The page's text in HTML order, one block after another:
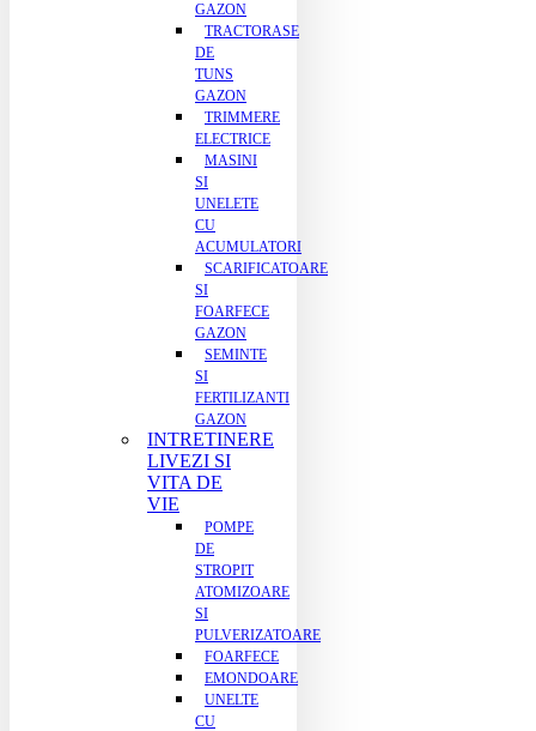
GAZON
TRACTORASE
DE
TUNS
GAZON
TRIMMERE
ELECTRICE
MASINI
SI
UNELETE
CU
ACUMULATORI
SCARIFICATOARE
SI
FOARFECE
GAZON
SEMINTE
SI
FERTILIZANTI
GAZON
INTRETINERE
LIVEZI SI
VITA DE
VIE
POMPE
DE
STROPIT
ATOMIZOARE
SI
PULVERIZATOARE
FOARFECE
EMONDOARE
UNELTE
CU